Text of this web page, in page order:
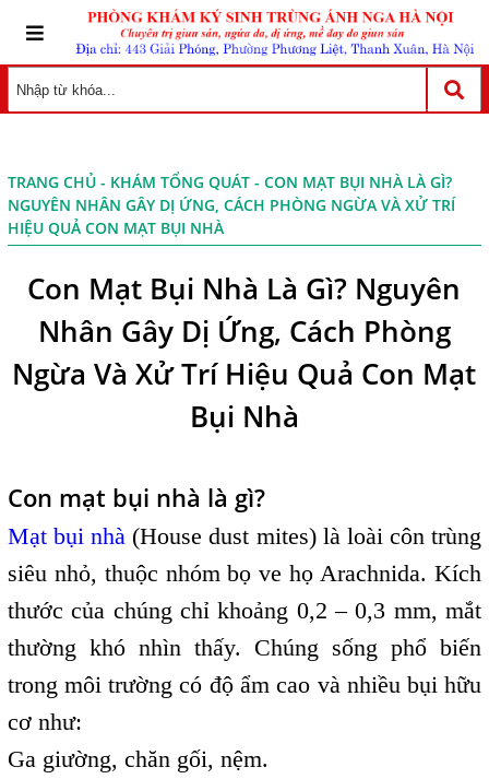
TRANG CHỦ- KHÁM TỔNG QUÁT- CON MẠT BỤI NHÀ LÀ GÌ?
NGUYÊN NHÂN GÂY DỊ ỨNG, CÁCH PHÒNG NGỪA VÀ XỬ TRÍ
HIỆU QUẢ CON MẠT BỤI NHÀ
Con Mạt Bụi Nhà Là Gì? Nguyên
Nhân Gây Dị Ứng, Cách Phòng
Ngừa Và Xử Trí Hiệu Quả Con Mạt
Bụi Nhà
Con mạt bụi nhà là gì?
Mạt bụi nhà (House dust mites) là loài côn trùng
siêu nhỏ, thuộc nhóm bọ ve họ Arachnida. Kích
thước của chúng chỉ khoảng 0,2 – 0,3 mm, mắt
thường khó nhìn thấy. Chúng sống phổ biến
trong môi trường có độ ẩm cao và nhiều bụi hữu
cơ như:
Ga giường, chăn gối, nệm.